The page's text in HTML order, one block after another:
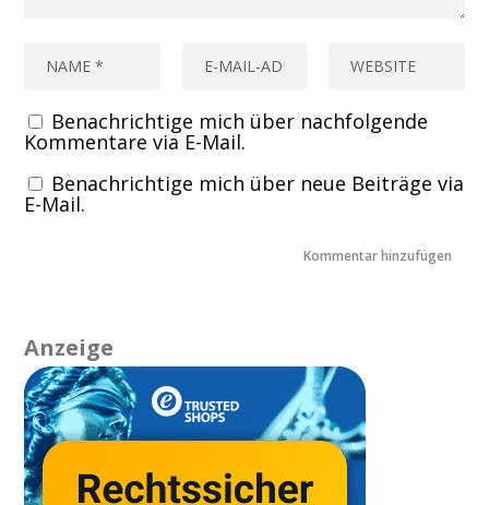
Benachrichtige mich über nachfolgende
Kommentare via E-Mail.
Benachrichtige mich über neue Beiträge via
E-Mail.
Anzeige